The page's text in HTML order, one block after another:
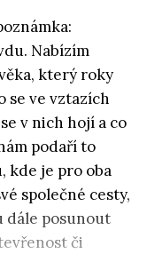
Nabízím
který roky
se ve vztazích
v nich hojí a co
podaří to
kde je pro oba
společné cesty,
dále posunout
či